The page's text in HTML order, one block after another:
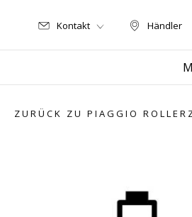
Händler
Händler
Kontakt
ZURÜCK ZU PIAGGIO